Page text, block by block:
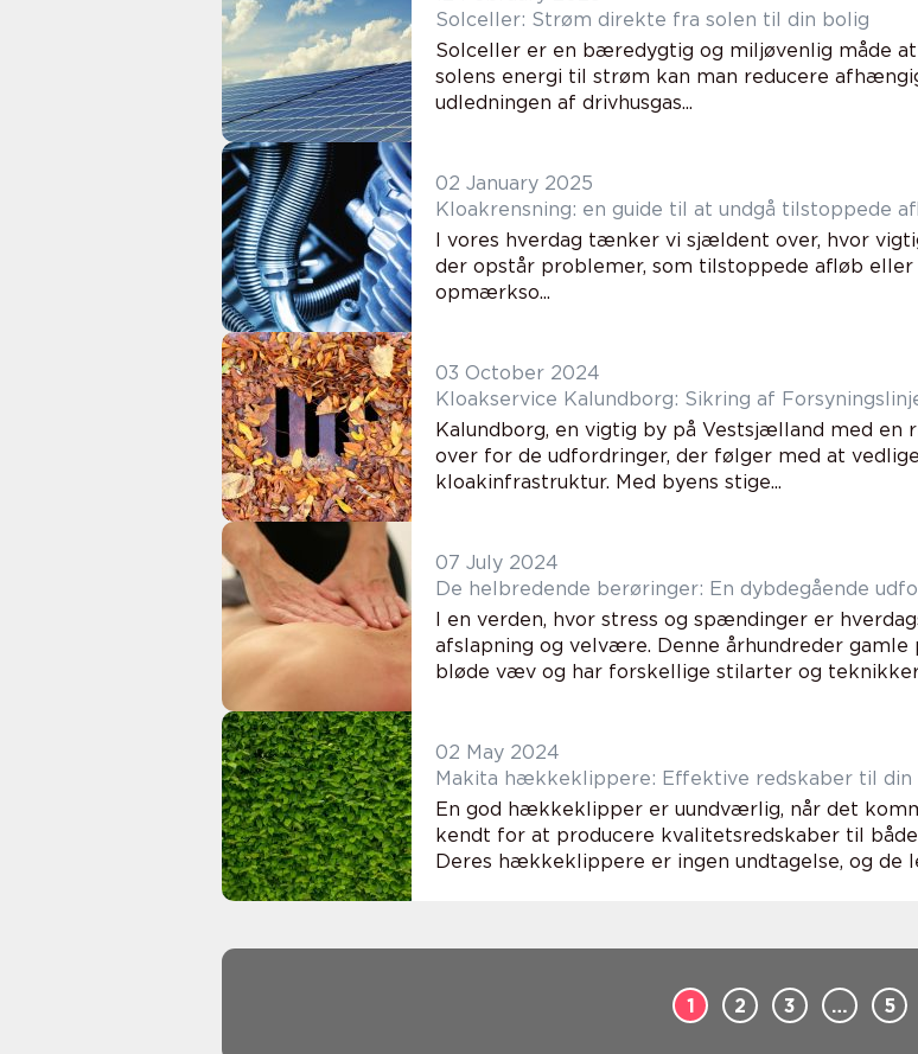
Solceller: Strøm direkte fra solen til din bolig
Solceller er en bæredygtig og miljøvenlig måde
solens energi til strøm kan man reducere
udledningen af drivhusgas...
02 January 2025
Kloakrensning: en guide til at undgå tilstoppede
I vores hverdag tænker vi sjældent over, hvor
der opstår problemer, som tilstoppede afløb
opmærkso...
03 October 2024
Kloakservice Kalundborg: Sikring af
Kalundborg, en vigtig by på Vestsjælland med en
over for de udfordringer, der følger med at
kloakinfrastruktur. Med byens stige...
07 July 2024
De helbredende berøringer: En dybdegående
I en verden, hvor stress og spændinger er
afslapning og velvære. Denne århundreder
bløde væv og har forskellige stilarter og
02 May 2024
Makita hækkeklippere: Effektive redskaber til din
En god hækkeklipper er uundværlig, når det
kendt for at producere kvalitetsredskaber til
Deres hækkeklippere er ingen undtagelse, og de
1 2 3 … 5